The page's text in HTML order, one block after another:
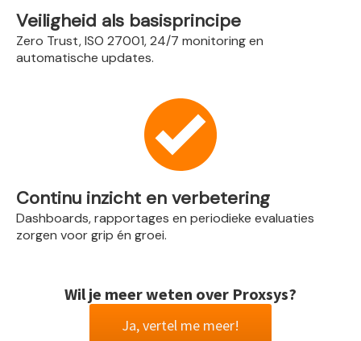
Veiligheid als basisprincipe
Zero Trust, ISO 27001, 24/7 monitoring en
automatische updates.
Continu inzicht en verbetering
Dashboards, rapportages en periodieke evaluaties
zorgen voor grip én groei.
Wil je meer weten over Proxsys?
Ja, vertel me meer!